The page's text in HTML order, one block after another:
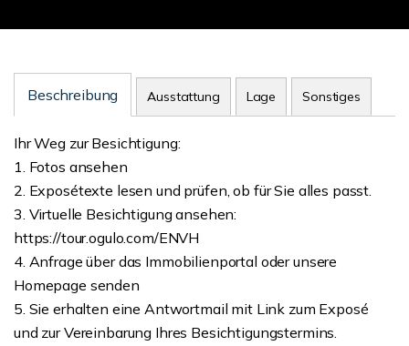
Beschreibung Ausstattung Lage Sonstiges
Ihr Weg zur Besichtigung:
1. Fotos ansehen
2. Exposétexte lesen und prüfen, ob für Sie alles passt.
3. Virtuelle Besichtigung ansehen:
https://tour.ogulo.com/ENVH
4. Anfrage über das Immobilienportal oder unsere
Homepage senden
5. Sie erhalten eine Antwortmail mit Link zum Exposé
und zur Vereinbarung Ihres Besichtigungstermins.